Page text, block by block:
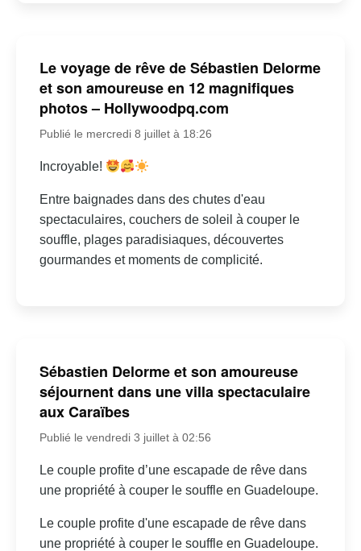
Le voyage de rêve de Sébastien Delorme
et son amoureuse en 12 magnifiques
photos – Hollywoodpq.com
Publié le mercredi 8 juillet à 18:26
Incroyable!
Entre baignades dans des chutes d'eau
spectaculaires, couchers de soleil à couper le
souffle, plages paradisiaques, découvertes
gourmandes et moments de complicité.
Sébastien Delorme et son amoureuse
séjournent dans une villa spectaculaire
aux Caraïbes
Publié le vendredi 3 juillet à 02:56
Le couple profite d’une escapade de rêve dans
une propriété à couper le souffle en Guadeloupe.
Le couple profite d'une escapade de rêve dans
une propriété à couper le souffle en Guadeloupe.